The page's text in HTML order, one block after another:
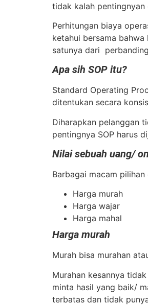
tidak kalah pentingnyan
Perhitungan biaya
ketahui bersama
satunya dari
Apa sih SOP itu?
Standard Operating
ditentukan secara
Diharapkan pelanggan
pentingnya SOP harus
Nilai sebuah uang/
Barbagai macam
Harga murah
Harga wajar
Harga mahal
Harga murah
Murah bisa murahan
Murahan kesannya
minta hasil yang baik/
terbatas dan tidak